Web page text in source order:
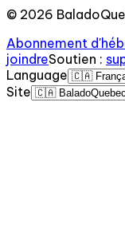
© 2026
Abonnement
joindreSoutien :
Language
Site